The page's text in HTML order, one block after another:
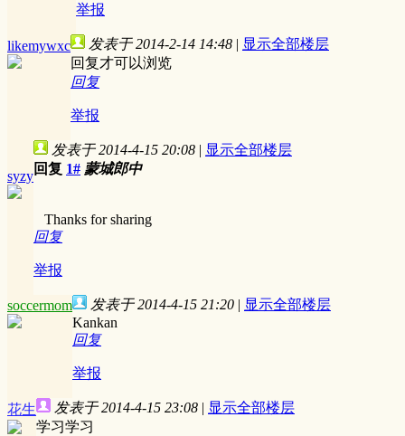
举报
likemywxc 发表于 2014-2-14 14:48 | 显示全部楼层
回复才可以浏览
回复
举报
syzy
发表于 2014-4-15 20:08 | 显示全部楼层
回复 1# 蒙城郎中
Thanks for sharing
回复
举报
soccermom 发表于 2014-4-15 21:20 | 显示全部楼层
Kankan
回复
举报
花生 发表于 2014-4-15 23:08 | 显示全部楼层
学习学习